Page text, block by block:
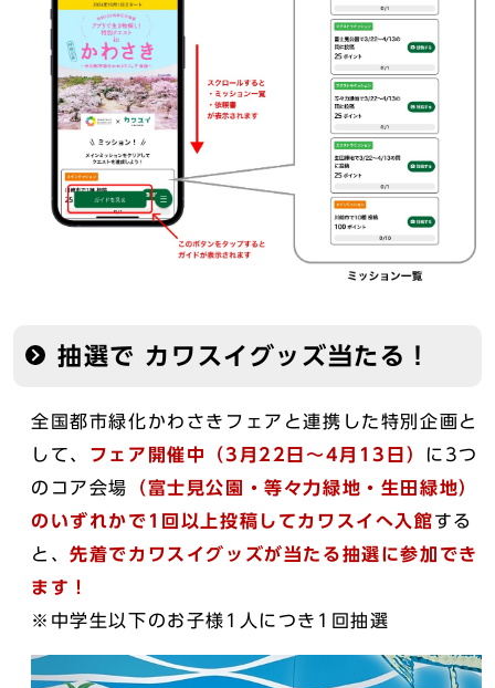
抽選で カワスイグッズ当たる！
全国都市緑化かわさきフェアと連携した特別企画と
して、 フェア開催中（3月22日～4月13日）
に3つ
のコア会場
（富士見公園・等々力緑地・生田緑地）
のいずれかで1回以上投稿してカワスイへ入館する
と、先着でカワスイグッズが当たる抽選に参加でき
ます！
※中学生以下のお子様1人につき1回抽選